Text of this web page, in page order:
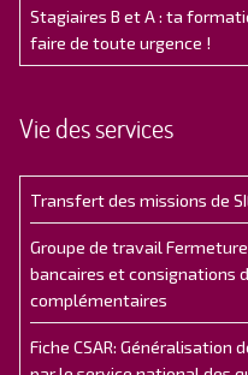
Stagiaires B et A : ta
faire de toute urgence !
Vie des services
Transfert des missions de
Groupe de travail
bancaires et consignations
complémentaires
Fiche CSAR: Généralisation